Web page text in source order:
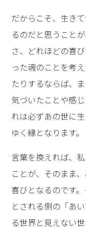
だからこそ、生き
るのだと思うこと
さ、どれほどの喜
った魂のことを考
たりするならば、
気づいたことや感
れは必ずあの世に
ゆく縁となります。
言葉を換えれば、
ことが、そのまま
喜びとなるのです
とされる側の「あ
る世界と見えない